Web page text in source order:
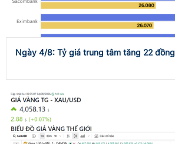
Ngày 4/8: Tỷ giá trung tâm tăng 22 đồng